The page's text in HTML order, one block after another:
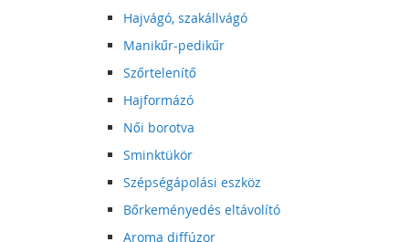
Hajvágó, szakállvágó
Manikűr-pedikűr
Szőrtelenítő
Hajformázó
Női borotva
Sminktükör
Szépségápolási eszköz
Bőrkeményedés eltávolító
Aroma diffúzor